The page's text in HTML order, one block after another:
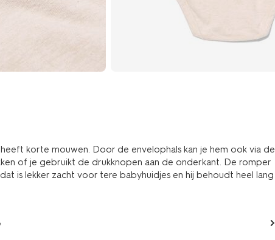
korte mouwen. Door de envelophals kan je hem ook via de
of je gebruikt de drukknopen aan de onderkant. De romper
is lekker zacht voor tere babyhuidjes en hij behoudt heel lang